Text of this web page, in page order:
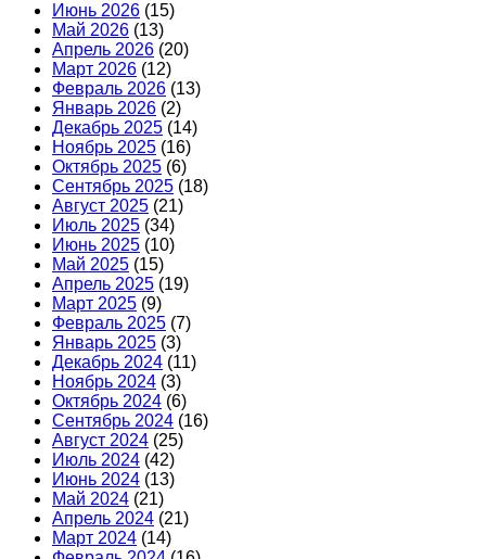
Июнь 2026 (15)
Май 2026 (13)
Апрель 2026 (20)
Март 2026 (12)
Февраль 2026 (13)
Январь 2026 (2)
Декабрь 2025 (14)
Ноябрь 2025 (16)
Октябрь 2025 (6)
Сентябрь 2025 (18)
Август 2025 (21)
Июль 2025 (34)
Июнь 2025 (10)
Май 2025 (15)
Апрель 2025 (19)
Март 2025 (9)
Февраль 2025 (7)
Январь 2025 (3)
Декабрь 2024 (11)
Ноябрь 2024 (3)
Октябрь 2024 (6)
Сентябрь 2024 (16)
Август 2024 (25)
Июль 2024 (42)
Июнь 2024 (13)
Май 2024 (21)
Апрель 2024 (21)
Март 2024 (14)